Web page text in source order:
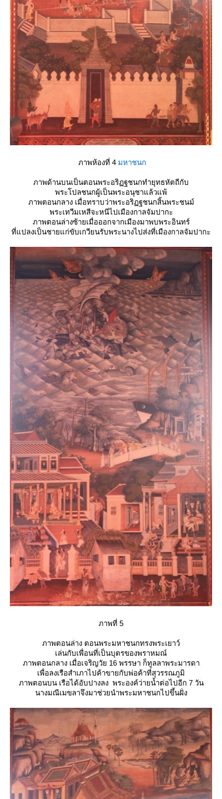
ภาพห้องที่ 4 มหาชนก
ภาพด้านบนเป็นตอนพระอริฏฐชนกทำยุทธหัตถีกับ
พระโปลชนกผู้เป็นพระอนุชาแล้วแพ้
ภาพตอนกลาง เมื่อทราบว่าพระอริฏฐชนกสิ้นพระชนม์
พระเทวีมเหสีจะหนีไปเมืองกาลจัมปากะ
ภาพตอนล่างซ้ายเมื่อออกจากเมืองมาพบพระอินทร์
ที่แปลงเป็นชายแก่ขับเกวียนรับพระนางไปส่งที่เมืองกาลจัมปากะ
ภาพที่ 5
ภาพตอนล่าง ตอนพระมหาชนกทรงพระเยาว์
เล่นกับเพื่อนที่เป็นบุตรของพราหมณ์
ภาพตอนกลาง เมื่อเจริญวัย 16 พรรษา ก็ทูลลาพระมารดา
เพื่อลงเรือสำเภาไปค้าขายกับพ่อค้าที่สุวรรณภูมิ
ภาพตอนบน เรือได้อับปางลง พระองค์ว่ายน้ำต่อไปอีก 7 วัน
นางมณีเมขลาจึงมาช่วยนำพระมหาชนกไปขึ้นฝั่ง